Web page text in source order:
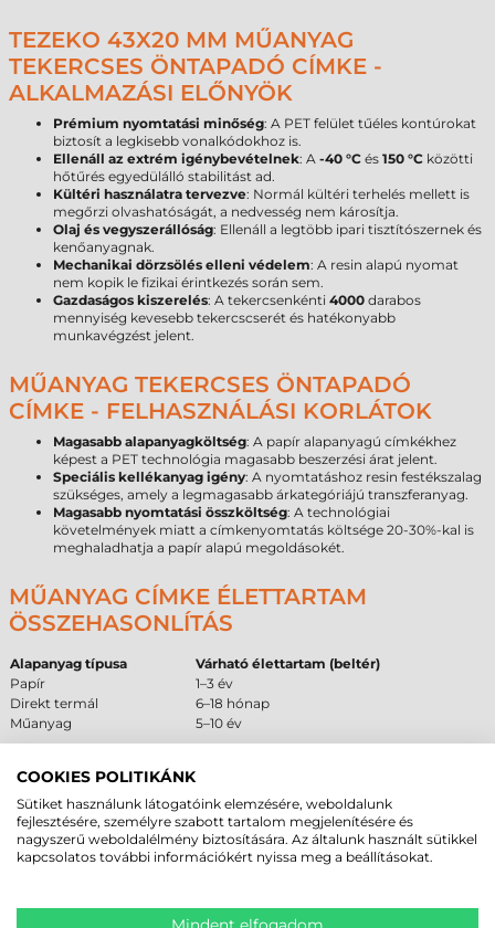
TEZEKO 43X20 MM MŰANYAG
TEKERCSES ÖNTAPADÓ CÍMKE -
ALKALMAZÁSI ELŐNYÖK
Prémium nyomtatási minőség: A PET felület tűéles kontúrokat
biztosít a legkisebb vonalkódokhoz is.
Ellenáll az extrém igénybevételnek: A -40 °C és 150 °C közötti
hőtűrés egyedülálló stabilitást ad.
Kültéri használatra tervezve: Normál kültéri terhelés mellett is
megőrzi olvashatóságát, a nedvesség nem károsítja.
Olaj és vegyszerállóság: Ellenáll a legtöbb ipari tisztítószernek és
kenőanyagnak.
Mechanikai dörzsölés elleni védelem: A resin alapú nyomat
nem kopik le fizikai érintkezés során sem.
Gazdaságos kiszerelés: A tekercsenkénti 4000 darabos
mennyiség kevesebb tekercscserét és hatékonyabb
munkavégzést jelent.
MŰANYAG TEKERCSES ÖNTAPADÓ
CÍMKE - FELHASZNÁLÁSI KORLÁTOK
Magasabb alapanyagköltség: A papír alapanyagú címkékhez
képest a PET technológia magasabb beszerzési árat jelent.
Speciális kellékanyag igény: A nyomtatáshoz resin festékszalag
szükséges, amely a legmagasabb árkategóriájú transzferanyag.
Magasabb nyomtatási összköltség: A technológiai
követelmények miatt a címkenyomtatás költsége 20-30%-kal is
meghaladhatja a papír alapú megoldásokét.
MŰANYAG CÍMKE ÉLETTARTAM
ÖSSZEHASONLÍTÁS
Alapanyag típusa
Várható élettartam (beltér)
Papír
1–3 év
Direkt termál
6–18 hónap
Műanyag
5–10 év
AJÁNLOTT ÉS NEM AJÁNLOTT
FELÜLETEK
A ragasztórendszer és a műanyag alapanyag tulajdonságai alapján az
alábbi táblázat segít a beszerzői döntés meghozatalában a felületi
kompatibilitást illetően.
Alacsony felületi energiájú
Enyhén érdes
COOKIES POLITIKÁNK
Sütiket használunk látogatóink elemzésére, weboldalunk
fejlesztésére, személyre szabott tartalom megjelenítésére és
nagyszerű weboldalélmény biztosítására. Az általunk használt sütikkel
kapcsolatos további információkért nyissa meg a beállításokat.
Mindent elfogadom